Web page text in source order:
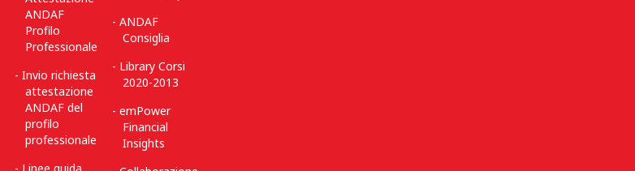
ANDAF
Profilo
Professionale
Invio richiesta
attestazione
ANDAF del
profilo
professionale
ANDAF
Consiglia
Library Corsi
2020-2013
emPower
Financial
Insights